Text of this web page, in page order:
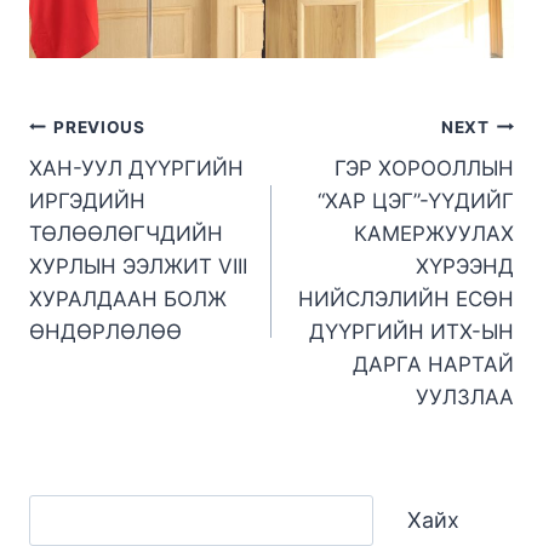
PREVIOUS
ХАН-УУЛ ДҮҮРГИЙН
ИРГЭДИЙН
ТӨЛӨӨЛӨГЧДИЙН
ХУРЛЫН ЭЭЛЖИТ VIII
ХУРАЛДААН БОЛЖ
ӨНДӨРЛӨЛӨӨ
NEXT
ГЭР ХОРООЛЛЫН
“ХАР ЦЭГ”-ҮҮДИЙГ
КАМЕРЖУУЛАХ
ХҮРЭЭНД
НИЙСЛЭЛИЙН ЕСӨН
ДҮҮРГИЙН ИТХ-ЫН
ДАРГА НАРТАЙ
УУЛЗЛАА
Хайх